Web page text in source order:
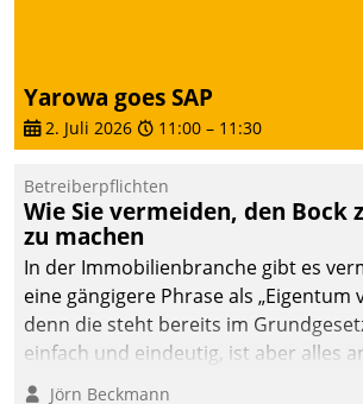
Yarowa goes SAP
2. Juli 2026 11:00 – 11:30
Betreiberpflichten
Wie Sie vermeiden, den Bock
zu machen
In der Immobilienbranche gibt es
eine gängigere Phrase als „Eigentum
denn die steht bereits im
einfach und eindeutig, ist aber alles
Branchenbeschäftigte wissen. Denn
Jörn Beckmann